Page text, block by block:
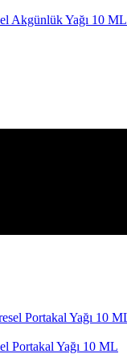
Akgünlük Yağı 10 ML
Portakal Yağı 10 ML